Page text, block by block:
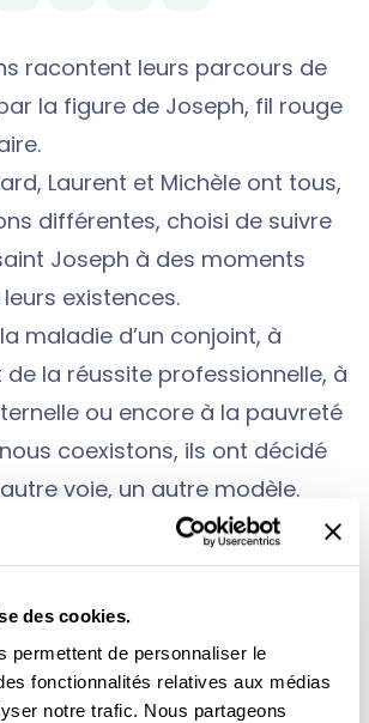
des cookies.
permettent de personnaliser le
fonctionnalités relatives aux médias
notre trafic. Nous partageons
racontent leurs parcours de
la figure de Joseph, fil rouge
Laurent et Michèle ont tous,
différentes, choisi de suivre
Joseph à des moments
existences.
maladie d’un conjoint, à
de la réussite professionnelle, à
ou encore à la pauvreté
coexistons, ils ont décidé
voie, un autre modèle.
ce phare les a guidés dans
l’acceptation des fragilités, la
de l’amour conjugal, filial, la
simplicité, l’entraide